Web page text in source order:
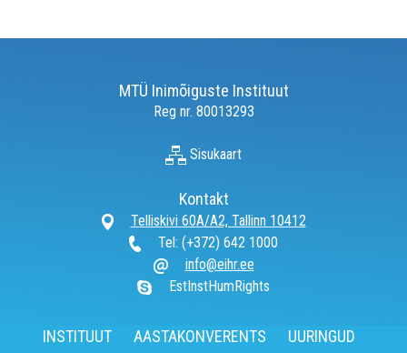
MTÜ Inimõiguste Instituut
Reg nr. 80013293
Sisukaart
Kontakt
Telliskivi 60A/A2, Tallinn 10412
Tel: (+372) 642 1000
info@eihr.ee
EstInstHumRights
INSTITUUT AASTAKONVERENTS
UURINGUD